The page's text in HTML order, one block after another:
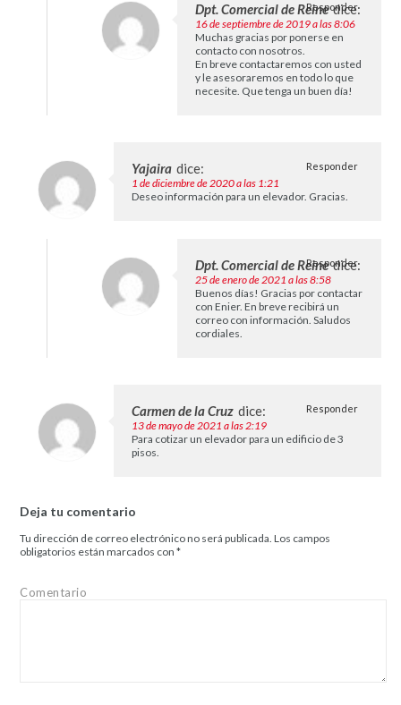
Dpt. Comercial de Reine dice:
16 de septiembre de 2019 a las 8:06
Muchas gracias por ponerse en
contacto con nosotros.
En breve contactaremos con usted
y le asesoraremos en todo lo que
necesite. Que tenga un buen día!
Responder
Yajaira dice:
1 de diciembre de 2020 a las 1:21
Deseo información para un elevador. Gracias.
Responder
Dpt. Comercial de Reine dice:
25 de enero de 2021 a las 8:58
Buenos días! Gracias por contactar
con Enier. En breve recibirá un
correo con información. Saludos
cordiales.
Responder
Carmen de la Cruz dice:
13 de mayo de 2021 a las 2:19
Para cotizar un elevador para un edificio de 3
pisos.
Responder
Deja tu comentario
Tu dirección de correo electrónico no será publicada. Los campos
obligatorios están marcados con*
Comentario